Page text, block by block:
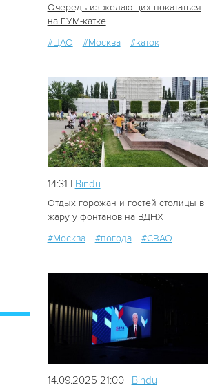
608
Очередь из желающих покататься
на ГУМ-катке
#ЦАО
#Москва #каток
9
14:31 | Bindu
Отдых горожан и гостей столицы в
жару у фонтанов на ВДНХ
#Москва
#погода #СВАО
14.09.2025 21:00 | Bindu